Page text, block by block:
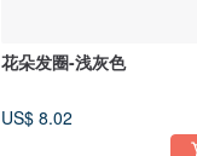
花朵发圈-浅灰色
US$ 8.02